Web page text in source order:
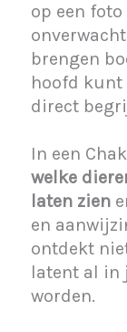
op een
brengen
hoofd kunt
direct
In een
welke
laten zien
en
ontdekt
latent al in
worden.